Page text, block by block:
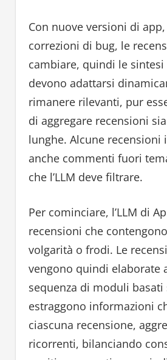
Con nuove versioni di
correzioni di bug, le
cambiare, quindi le sintesi
devono adattarsi
rimanere rilevanti, pur
di aggregare recensioni
lunghe. Alcune recensioni
anche commenti fuori
che l’LLM deve filtrare.
Per cominciare, l’LLM di
recensioni che
volgarità o frodi. Le
vengono quindi elaborate
sequenza di moduli basati
estraggono informazioni
ciascuna recensione,
ricorrenti, bilanciando